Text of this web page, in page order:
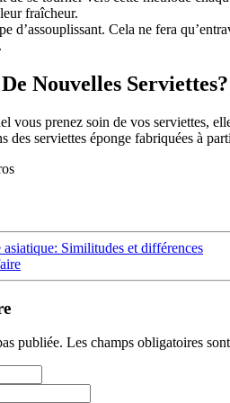
fraîcheur.
d’assouplissant. Cela ne fera
Nouvelles Serviettes?
vous prenez soin de vos serviettes,
des serviettes éponge fabriquées à
Similitudes et différences
publiée. Les champs obligatoires